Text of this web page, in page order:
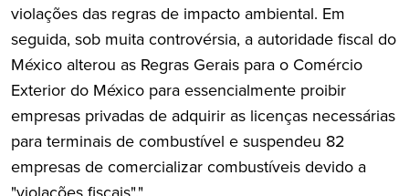
violações das regras de impacto ambiental. Em
seguida, sob muita controvérsia, a autoridade fiscal do
México alterou as Regras Gerais para o Comércio
Exterior do México para essencialmente proibir
empresas privadas de adquirir as licenças necessárias
para terminais de combustível e suspendeu 82
empresas de comercializar combustíveis devido a